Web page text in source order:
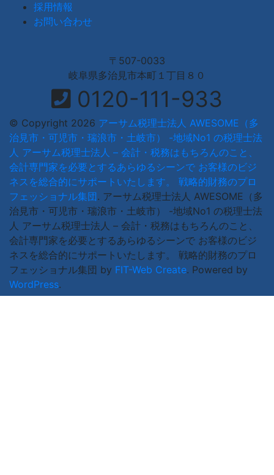
採用情報
お問い合わせ
〒507-0033
岐阜県多治見市本町１丁目８０
0120-111-933
© Copyright 2026 アーサム税理士法人 AWESOME（多
治見市・可児市・瑞浪市・土岐市） -地域No1 の税理士法
人 アーサム税理士法人 – 会計・税務はもちろんのこと、
会計専門家を必要とするあらゆるシーンで お客様のビジ
ネスを総合的にサポートいたします。 戦略的財務のプロ
フェッショナル集団. アーサム税理士法人 AWESOME（多
治見市・可児市・瑞浪市・土岐市） -地域No1 の税理士法
人 アーサム税理士法人 – 会計・税務はもちろんのこと、
会計専門家を必要とするあらゆるシーンで お客様のビジ
ネスを総合的にサポートいたします。 戦略的財務のプロ
フェッショナル集団 by FIT-Web Create. Powered by
WordPress.